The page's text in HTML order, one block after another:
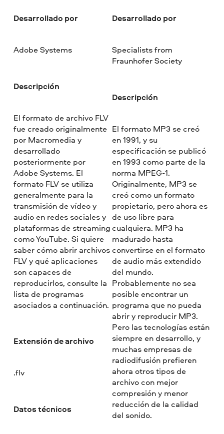
Desarrollado por
Adobe Systems
Descripción
El formato de archivo FLV
fue creado originalmente
por Macromedia y
desarrollado
posteriormente por
Adobe Systems. El
formato FLV se utiliza
generalmente para la
transmisión de vídeo y
audio en redes sociales y
plataformas de streaming
como YouTube. Si quiere
saber cómo abrir archivos
FLV y qué aplicaciones
son capaces de
reproducirlos, consulte la
lista de programas
asociados a continuación.
Extensión de archivo
.flv
Datos técnicos
Desarrollado por
Specialists from
Fraunhofer Society
Descripción
El formato MP3 se creó
en 1991, y su
especificación se publicó
en 1993 como parte de la
norma MPEG-1.
Originalmente, MP3 se
creó como un formato
propietario, pero ahora es
de uso libre para
cualquiera. MP3 ha
madurado hasta
convertirse en el formato
de audio más extendido
del mundo.
Probablemente no sea
posible encontrar un
programa que no pueda
abrir y reproducir MP3.
Pero las tecnologías están
siempre en desarrollo, y
muchas empresas de
radiodifusión prefieren
ahora otros tipos de
archivo con mejor
compresión y menor
reducción de la calidad
del sonido.